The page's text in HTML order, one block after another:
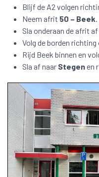
Blijf de A2 volgen
Neem afrit 50 – Beek.
Sla onderaan de afrit
Volg de borden richting
Rijd Beek binnen en
Sla af naar Stegenen